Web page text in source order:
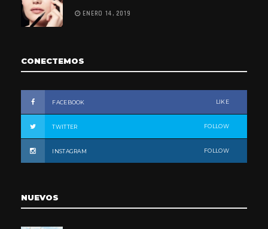
ENERO 14, 2019
CONECTEMOS
FACEBOOK LIKE
TWITTER FOLLOW
INSTAGRAM FOLLOW
NUEVOS